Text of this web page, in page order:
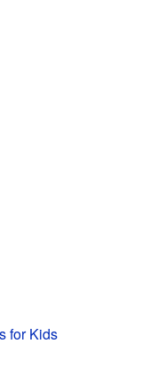
for Kids